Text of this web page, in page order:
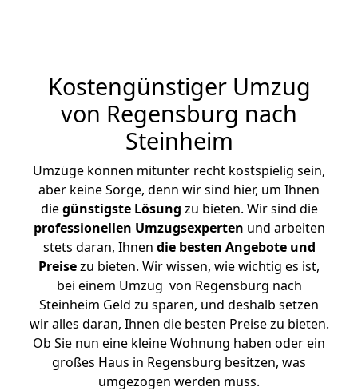
Kostengünstiger Umzug
von Regensburg nach
Steinheim
Umzüge können mitunter recht kostspielig sein,
aber keine Sorge, denn wir sind hier, um Ihnen
diegünstigste Lösung zu bieten. Wir sind die
professionellen Umzugsexperten und arbeiten
stets daran, Ihnen die besten Angebote und
Preisezu bieten. Wir wissen, wie wichtig es ist,
bei einem Umzug von Regensburg nach
Steinheim Geld zu sparen, und deshalb setzen
wir alles daran, Ihnen die besten Preise zu bieten.
Ob Sie nun eine kleine Wohnung haben oder ein
großes Haus in Regensburg besitzen, was
umgezogen werden muss.